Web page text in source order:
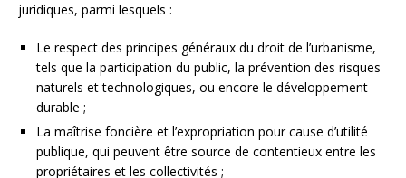
juridiques, parmi lesquels :
Le respect des principes généraux du droit de l’urbanisme,
tels que la participation du public, la prévention des risques
naturels et technologiques, ou encore le développement
durable ;
La maîtrise foncière et l’expropriation pour cause d’utilité
publique, qui peuvent être source de contentieux entre les
propriétaires et les collectivités ;